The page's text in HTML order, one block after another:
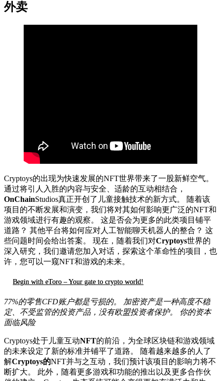
外卖
Cryptoys的出现为快速发展的NFT世界带来了一股新鲜空气。
通过将引人入胜的内容与安全、适龄的互动相结合，
OnChainStudios真正开创了儿童接触技术的新方式。 随着该
项目的不断发展和演变，我们将对其如何影响更广泛的NFT和
游戏领域进行有趣的观察。 这是否会为更多的此类项目铺平
道路？ 其他平台将如何应对人工智能聊天机器人的整合？ 这
些问题时间会给出答案。 现在，随着我们对Cryptoys世界的
深入研究，我们邀请您加入对话，探索这个革命性的项目，也
许，您可以一窥NFT和游戏的未来。
Begin with eToro – Your gate to crypto world!
77%的零售CFD账户都是亏损的。 加密资产是一种高度不稳
定、不受监管的投资产品，没有欧盟投资者保护。 你的资本
面临风险
Cryptoys处于儿童互动NFT的前沿，为全球区块链和游戏领域
的未来设定了新的标准并铺平了道路。 随着越来越多的人了
解Cryptoys的NFT并与之互动，我们预计该项目的影响力将不
断扩大。 此外，随着更多游戏和功能的推出以及更多合作伙